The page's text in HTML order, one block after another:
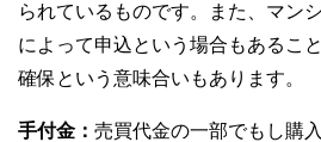
られているものです。また、マン
によって申込という場合もあるこ
確保という意味合いもあります。
手付金： 売買代金の一部でもし購